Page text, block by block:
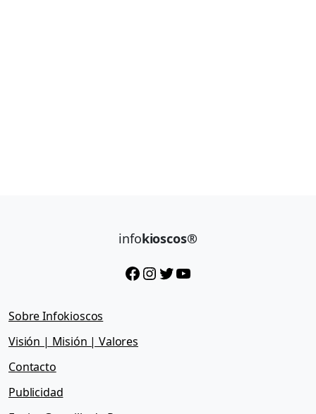
infokioscos®
Facebook InstagramTwitter YouTube
Sobre Infokioscos
Visión | Misión | Valores
Contacto
Publicidad